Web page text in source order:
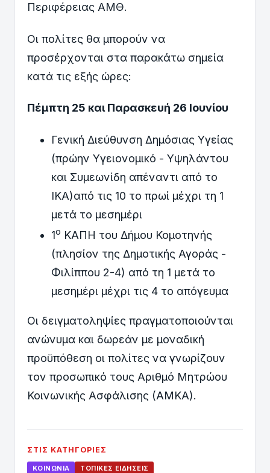
Περιφέρειας ΑΜΘ.
Οι πολίτες θα μπορούν να
προσέρχονται στα παρακάτω σημεία
κατά τις εξής ώρες:
Πέμπτη 25 και Παρασκευή 26 Ιουνίου
Γενική Διεύθυνση Δημόσιας Υγείας
(πρώην Υγειονομικό - Υψηλάντου
και Συμεωνίδη απέναντι από το
ΙΚΑ)από τις 10 το πρωί μέχρι τη 1
μετά το μεσημέρι
1ο ΚΑΠΗ του Δήμου Κομοτηνής
(πλησίον της Δημοτικής Αγοράς -
Φιλίππου 2-4) από τη 1 μετά το
μεσημέρι μέχρι τις 4 το απόγευμα
Οι δειγματοληψίες πραγματοποιούνται
ανώνυμα και δωρεάν με μοναδική
προϋπόθεση οι πολίτες να γνωρίζουν
τον προσωπικό τους Αριθμό Μητρώου
Κοινωνικής Ασφάλισης (ΑΜΚΑ).
ΣΤΙΣ ΚΑΤΗΓΟΡΊΕΣ
ΚΟΙΝΩΝΊΑ ΤΟΠΙΚΈΣ ΕΙΔΉΣΕΙΣ